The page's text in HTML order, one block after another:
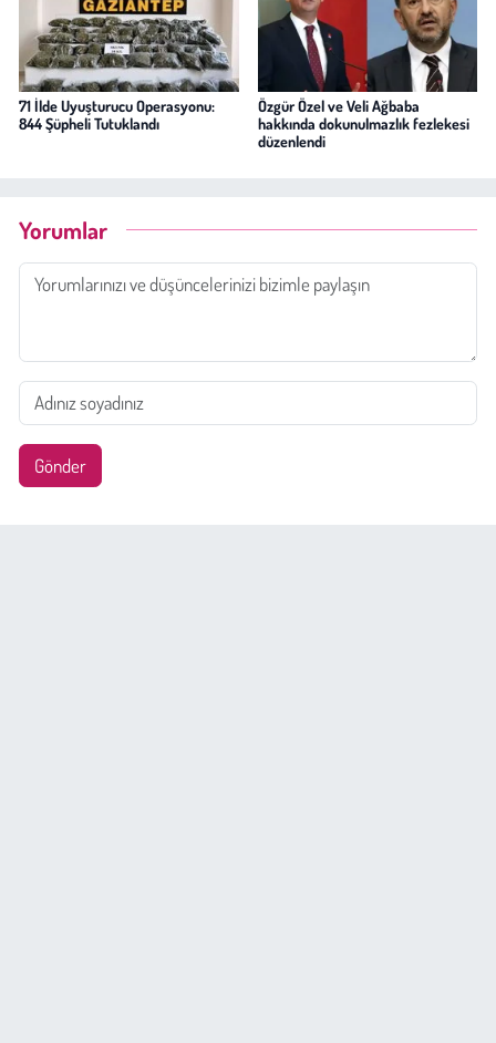
71 İlde Uyuşturucu Operasyonu:
844 Şüpheli Tutuklandı
Özgür Özel ve Veli Ağbaba
hakkında dokunulmazlık fezlekesi
düzenlendi
Yorumlar
Gönder